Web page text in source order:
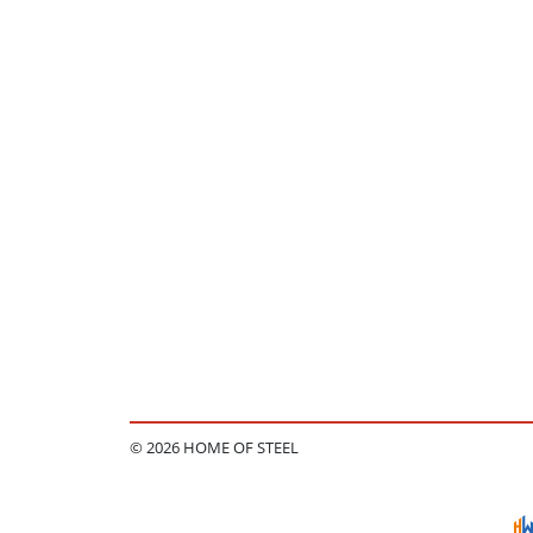
© 2026 HOME OF STEEL